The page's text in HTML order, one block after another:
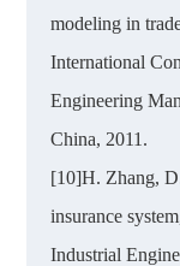
modeling in
International
Engineering
China, 2011.
[10]H. Zhang,
insurance
Industrial